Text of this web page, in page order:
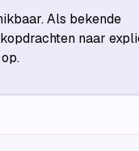
Als bekende
naar